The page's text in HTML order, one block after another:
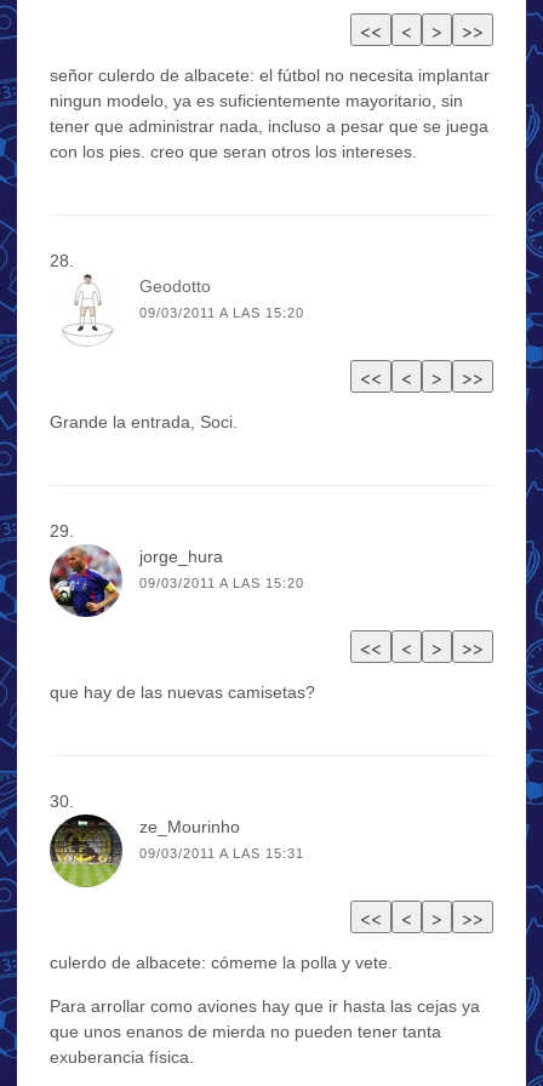
señor culerdo de albacete: el fútbol no necesita implantar
ningun modelo, ya es suficientemente mayoritario, sin
tener que administrar nada, incluso a pesar que se juega
con los pies. creo que seran otros los intereses.
Geodotto
09/03/2011 A LAS 15:20
Grande la entrada, Soci.
jorge_hura
09/03/2011 A LAS 15:20
que hay de las nuevas camisetas?
ze_Mourinho
09/03/2011 A LAS 15:31
culerdo de albacete: cómeme la polla y vete.
Para arrollar como aviones hay que ir hasta las cejas ya
que unos enanos de mierda no pueden tener tanta
exuberancia física.